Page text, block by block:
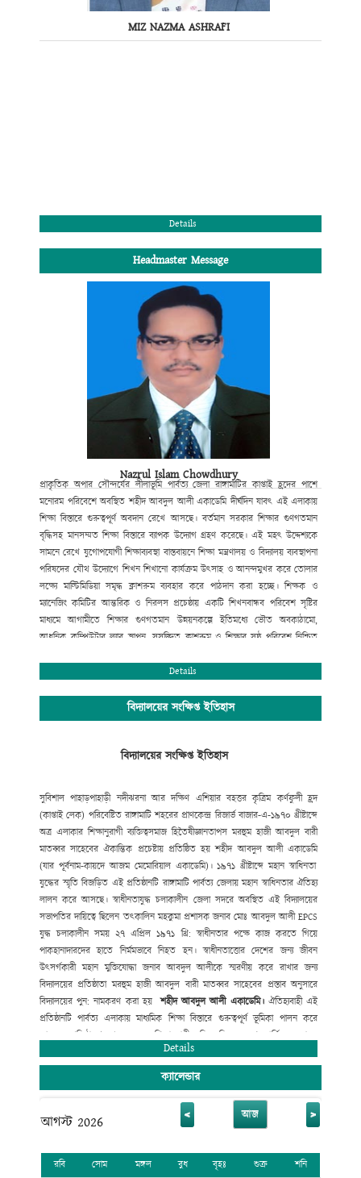
MIZ NAZMA ASHRAFI
Details
Headmaster Message
Nazrul Islam Chowdhury
প্রাকৃতিক অপার সৌন্দর্যের লীলাভূমি পার্বত্য জেলা রাঙ্গামাটির কাপ্তাই হ্রদের পাশে
মনোরম পরিবেশে অবস্থিত শহীদ আবদুল আলী একাডেমি দীর্ঘদিন যাবৎ এই এলাকায়
শিক্ষা বিস্তারে গুরুত্বপূর্ণ অবদান রেখে আসছে। বর্তমান সরকার শিক্ষার গুণগতমান
বৃদ্ধিসহ মানসম্মত শিক্ষা বিস্তারে ব্যাপক উদ্যোগ গ্রহণ করেছে। এই মহৎ উদ্দেশ্যকে
সামনে রেখে যুগোপযোগী শিক্ষাব্যবস্থা বাস্তবায়নে শিক্ষা মন্ত্রণালয় ও বিদ্যালয় ব্যবস্থাপনা
পরিষদের যৌথ উদ্যোগে শিখন শিখানো কার্যক্রম উৎসাহ ও আনন্দমুখর করে তোলার
লক্ষ্যে মাল্টিমিডিয়া সমৃদ্ধ ক্লাশরুম ব্যবহার করে পাঠদান করা হচ্ছে। শিক্ষক ও
ম্যানেজিং কমিটির আন্তরিক ও নিরলস প্রচেষ্ঠায় একটি শিখনবান্ধব পরিবেশ সৃষ্টির
মাধ্যমে আগামীতে শিক্ষার গুণগতমান উন্নয়নকল্পে ইতিমধ্যে ভৌত অবকাঠামো,
আধুনিক কম্পিউটার ল্যাব স্থাপন,সুসজ্জিত ক্লাশরুম ও শিক্ষার সুষ্ঠু পরিবেশ নিশ্চিত
মানসিক বিকাশে বিভিন্ন পদক্ষেপ ক্রমান্নয়ে বাস্তবায়ন করা হচ্ছে। বিদ্যালয়টি
প্রতিষ্ঠাতা বিশিষ্ট সমাজ সেবক শ্রদ্ধেয় মরহুম হাজী আবদুল বারী
কৃতি সন্তান হাজী মোঃ মুছা মাতব্বর (আজীবন দাতা সদস্য) বিদ্যালয় পরিচালনা
,শিক্ষার্থীদের সুযোগ-সুবিধা বৃদ্ধি
JSC
তে ধারাবাহিক উন্নয়ন
বিদ্যমান। সহপাঠক্রমিক কার্যক্রমে (ক্রীড়া ও
সংস্কৃতিতে) রয়েছে অত্র
বিদ্যালয়ের দীর্ঘ দিনের ঐতিহ্য।
Details
বিদ্যালয়ের সংক্ষিপ্ত ইতিহাস
বিদ্যালয়ের সংক্ষিপ্ত ইতিহাস
সুবিশাল পাহাড়পাহাড়ী নদীঝরনা আর দক্ষিণ এশিয়ার বহত্তর কৃত্রিম কর্ণফুলী হ্রদ
(কাপ্তাই লেক) পরিবেষ্টিত রাঙ্গামাটি শহরের প্রাণকেন্দ্র রিজার্ভ বাজার-এ-১৯৭০ খ্রীষ্টাব্দে
অত্র এলাকার শিক্ষানুরাগী ব্যক্তিত্বসমাজ হিতৈষীজ্ঞানতাপস মরহুম হাজী আবদুল বারী
মাতব্বর সাহেবের ঐকান্তিক প্রচেষ্টায় প্রতিষ্ঠিত হয় শহীদ আবদুল আলী একাডেমি
(যার পূর্বনাম-কায়দে আজম মেমোরিয়াল একাডেমি)। ১৯৭১ খ্রীষ্টাব্দে মহান স্বাধিনতা
যুদ্ধের স্মৃতি বিজড়িত এই প্রতিষ্ঠানটি রাঙ্গামাটি পার্বত্য জেলায় মহান স্বাধিনতার ঐতিহ্য
লালন করে আসছে। স্বাধীনতাযুদ্ধ চলাকালীন জেলা সদরে অবস্থিত এই বিদ্যালয়ের
সভাপতির দায়িত্বে ছিলেন তৎকালিন মহকুমা প্রশাসক জনাব মোঃ আবদুল আলীEPCS
যুদ্ধ চলাকালীন সময় ২৭ এপ্রিল ১৯৭১ খ্রি: স্বাধীনতার পক্ষে কাজ করতে গিয়ে
পাকহানাদারদের হাতে নির্মমভাবে নিহত হন। স্বাধীনতাত্তোর দেশের জন্য জীবন
উৎসর্গকারী মহান মুক্তিযোদ্ধা জনাব আবদুল আলীকে স্মরণীয় করে রাখার জন্য
বিদ্যালয়ের প্রতিষ্ঠাতা মরহুম হাজী আবদুল বারী মাতব্বর সাহেবের প্রস্তাব অনুসারে
বিদ্যালয়ের পুন: নামকরণ করা হয়
শহীদ আবদুল আলী একাডেমি। ঐতিহ্যবাহী এই
প্রতিষ্ঠানটি পার্বত্য এলাকায় মাধ্যমিক শিক্ষা বিস্তারে গুরুত্বপূর্ণ ভূমিকা পালন করে
আসছে। প্রতিষ্ঠালগ্ন থেকে অনেক শিক্ষানুরাগী
ব্যক্তিত্ব নিজেদের শ্রম আর্থিক অনুদান
বিদ্যালয়টিকে মহীরূহে রূপান্তরিত করেছে।
Details
ক্যালেন্ডার
আগস্ট 2026 < আজ >
রবি সোম মঙ্গল বুধ বৃহঃ শুক্র
শনি